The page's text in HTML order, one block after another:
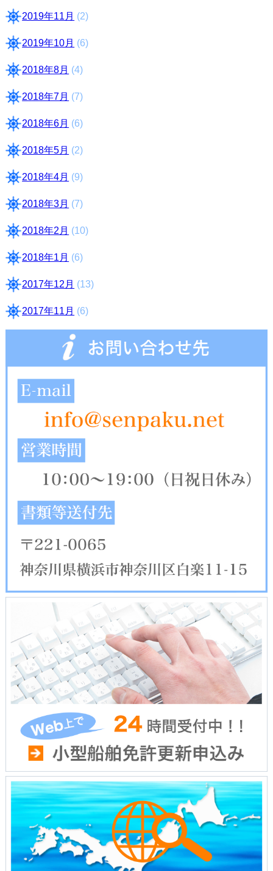
2019年11月 (2)
2019年10月 (6)
2018年8月 (4)
2018年7月 (7)
2018年6月 (6)
2018年5月 (2)
2018年4月 (9)
2018年3月 (7)
2018年2月 (10)
2018年1月 (6)
2017年12月 (13)
2017年11月 (6)